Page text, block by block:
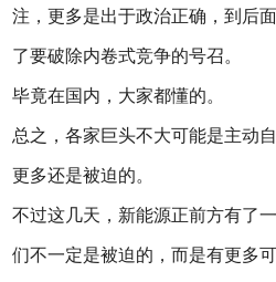
注，更多是出于政治正确，到后
了要破除内卷式竞争的号召。
毕竟在国内，大家都懂的。
总之，各家巨头不大可能是主动
更多还是被迫的。
不过这几天，新能源正前方有了
们不一定是被迫的，而是有更多可